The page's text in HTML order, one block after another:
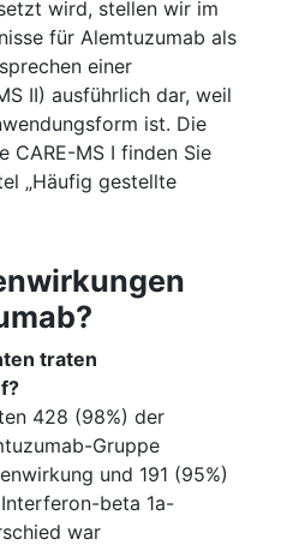
wird, stellen wir im
für Alemtuzumab als
einer
II) ausführlich dar, weil
ist. Die
CARE-MS I finden Sie
„Häufig gestellte
traten
428 (98%) der
Gruppe
und 191 (95%)
beta 1a-
war